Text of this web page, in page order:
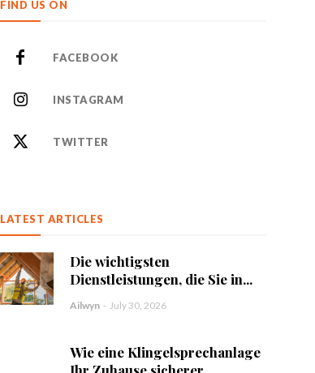
FIND US ON
FACEBOOK
INSTAGRAM
TWITTER
LATEST ARTICLES
Die wichtigsten
Dienstleistungen, die Sie in...
Ailwyn - July 30, 2026
Wie eine Klingelsprechanlage